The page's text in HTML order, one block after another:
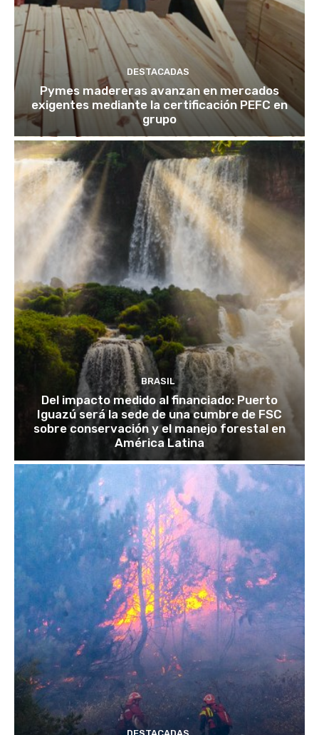
DESTACADAS
Pymes madereras avanzan en mercados
exigentes mediante la certificación PEFC en
grupo
BRASIL
Del impacto medido al financiado: Puerto
Iguazú será la sede de una cumbre de FSC
sobre conservación y el manejo forestal en
América Latina